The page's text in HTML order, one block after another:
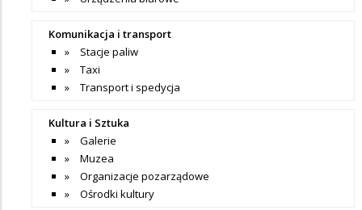
Komunikacja i transport
Stacje paliw
Taxi
Transport i spedycja
Kultura i Sztuka
Galerie
Muzea
Organizacje pozarządowe
Ośrodki kultury